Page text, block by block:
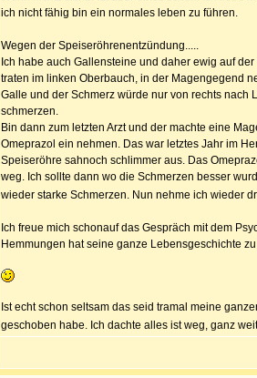
ich nicht fähig bin ein normales leben zu führen.
Wegen der Speiseröhrenentzündung.....
Ich habe auch Gallensteine und daher ewig auf
traten im linken Oberbauch, in der Magengegend
Galle und der Schmerz würde nur von rechts nach
schmerzen.
Bin dann zum letzten Arzt und der machte eine
Omeprazol ein nehmen. Das war letztes Jahr im
Speiseröhre sahnoch schlimmer aus. Das
weg. Ich sollte dann wo die Schmerzen besser
wieder starke Schmerzen. Nun nehme ich wieder
Ich freue mich schonauf das Gespräch mit dem
Hemmungen hat seine ganze Lebensgeschichte
Ist echt schon seltsam das seid tramal meine
geschoben habe. Ich dachte alles ist weg, ganz